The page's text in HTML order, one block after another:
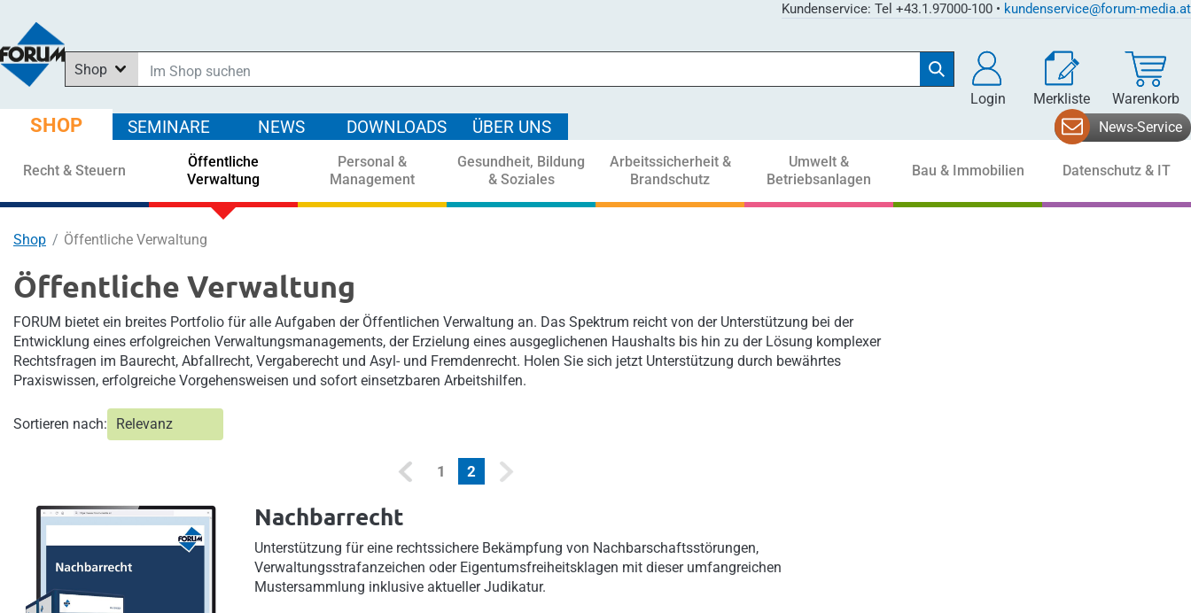
Kundenservice: Tel +43.1.97000-100 • kundenservice@forum-media.at
Shop
In News suchen
In Downloads suchen
In Seminaren suchen
Login Merkliste Warenkorb
SHOP SEMINARE NEWS DOWNLOADS ÜBER UNS News-Service
Recht & Steuern
Öffentliche
Verwaltung
Personal &
Management
Gesundheit, Bildung
& Soziales
Arbeitssicherheit &
Brandschutz
Umwelt &
Betriebsanlagen
Bau & Immobilien Datenschutz & IT
Shop Öffentliche Verwaltung
Öffentliche Verwaltung
FORUM bietet ein breites Portfolio für alle Aufgaben der Öffentlichen Verwaltung an. Das Spektrum reicht von der Unterstützung bei der
Entwicklung eines erfolgreichen Verwaltungsmanagements, der Erzielung eines ausgeglichenen Haushalts bis hin zu der Lösung komplexer
Rechtsfragen im Baurecht, Abfallrecht, Vergaberecht und Asyl- und Fremdenrecht. Holen Sie sich jetzt Unterstützung durch bewährtes
Praxiswissen, erfolgreiche Vorgehensweisen und sofort einsetzbaren Arbeitshilfen.
Sortieren nach:
1 2 (current)
Nachbarrecht
Unterstützung für eine rechtssichere Bekämpfung von Nachbarschaftsstörungen,
Verwaltungsstrafanzeichen oder Eigentumsfreiheitsklagen mit dieser umfangreichen
Mustersammlung inklusive aktueller Judikatur.